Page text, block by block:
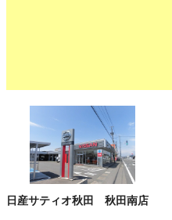
日産サティオ秋田 秋田南店